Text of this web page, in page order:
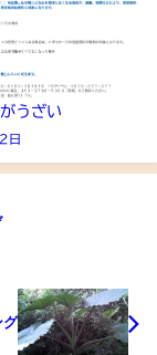
うざい
日
グ